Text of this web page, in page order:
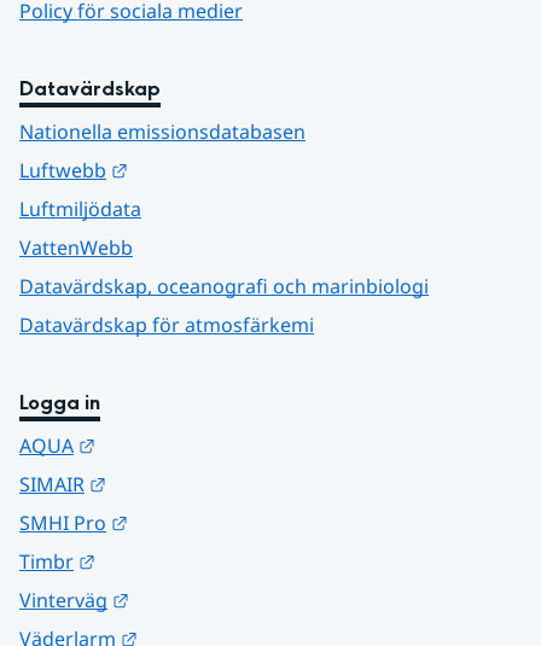
Policy för sociala medier
Datavärdskap
Nationella emissionsdatabasen
Luftwebb
Luftmiljödata
VattenWebb
Datavärdskap, oceanografi och marinbiologi
Datavärdskap för atmosfärkemi
Logga in
AQUA
SIMAIR
SMHI Pro
Timbr
Vinterväg
Väderlarm